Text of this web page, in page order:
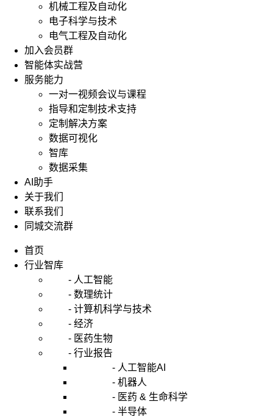
机械工程及自动化
电子科学与技术
电气工程及自动化
加入会员群
智能体实战营
服务能力
一对一视频会议与课程
指导和定制技术支持
定制解决方案
数据可视化
智库
数据采集
AI助手
关于我们
联系我们
同城交流群
首页
行业智库
- 人工智能
- 数理统计
- 计算机科学与技术
- 经济
- 医药生物
- 行业报告
- 人工智能AI
- 机器人
- 医药 & 生命科学
- 半导体